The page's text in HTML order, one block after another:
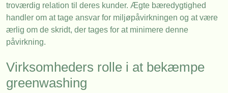
troværdig relation til deres kunder. Ægte bæredygtighed
handler om at tage ansvar for miljøpåvirkningen og at være
ærlig om de skridt, der tages for at minimere denne
påvirkning.
Virksomheders rolle i at bekæmpe
greenwashing